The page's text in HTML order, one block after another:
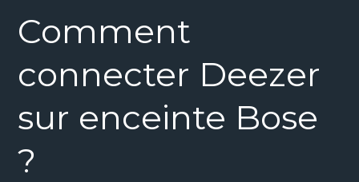
Comment
connecter Deezer
sur enceinte Bose
?